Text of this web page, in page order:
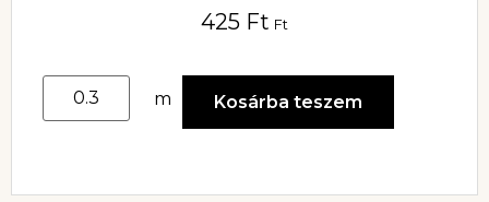
425 Ft Ft
m Kosárba teszem